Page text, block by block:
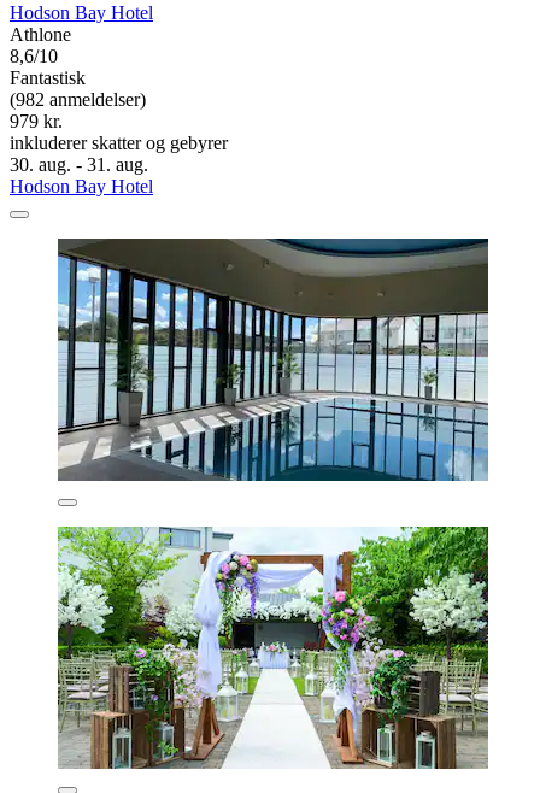
Hodson Bay Hotel
Athlone
8,6/10
Fantastisk
(982 anmeldelser)
979 kr.
inkluderer skatter og gebyrer
30. aug. - 31. aug.
Hodson Bay Hotel